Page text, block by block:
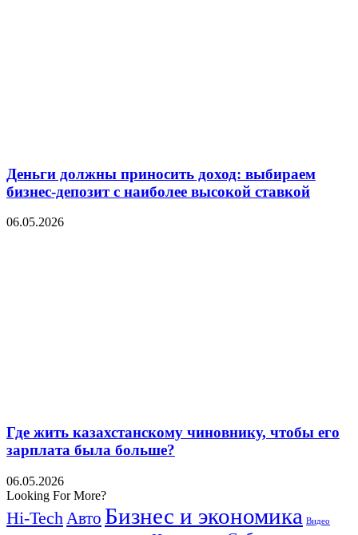
Деньги должны приносить доход: выбираем
бизнес-депозит с наиболее высокой ставкой
06.05.2026
Где жить казахстанскому чиновнику, чтобы его
зарплата была больше?
06.05.2026
Looking For More?
Hi-Tech Авто Бизнес и экономика Видео